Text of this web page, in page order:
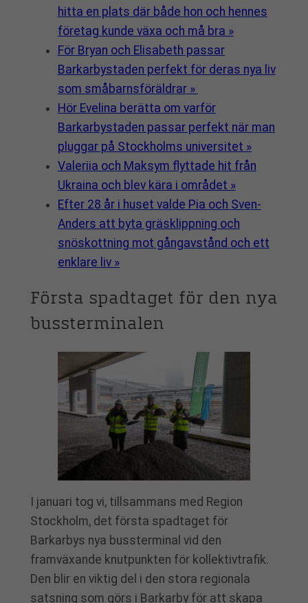
hitta en plats där både hon och hennes
företag kunde växa och må bra »
För Bryan och Elisabeth passar
Barkarbystaden perfekt för deras nya liv
som småbarnsföräldrar »
Hör Evelina berätta om varför
Barkarbystaden passar perfekt när man
pluggar på Stockholms universitet »
Valeriia och Maksym flyttade hit från
Ukraina och blev kära i området »
Efter 28 år i huset valde Pia och Sven-
Anders att byta gräsklippning och
snöskottning mot gångavstånd och ett
enklare liv »
Första spadtaget för den nya
bussterminalen
I januari tog vi, tillsammans med Region
Stockholm, det första spadtaget för
Barkarbys nya bussterminal vid den
framväxande knutpunkten för kollektivtrafik.
Den blir en viktig del i den stora regionala
satsning som görs i Barkarby för att skapa